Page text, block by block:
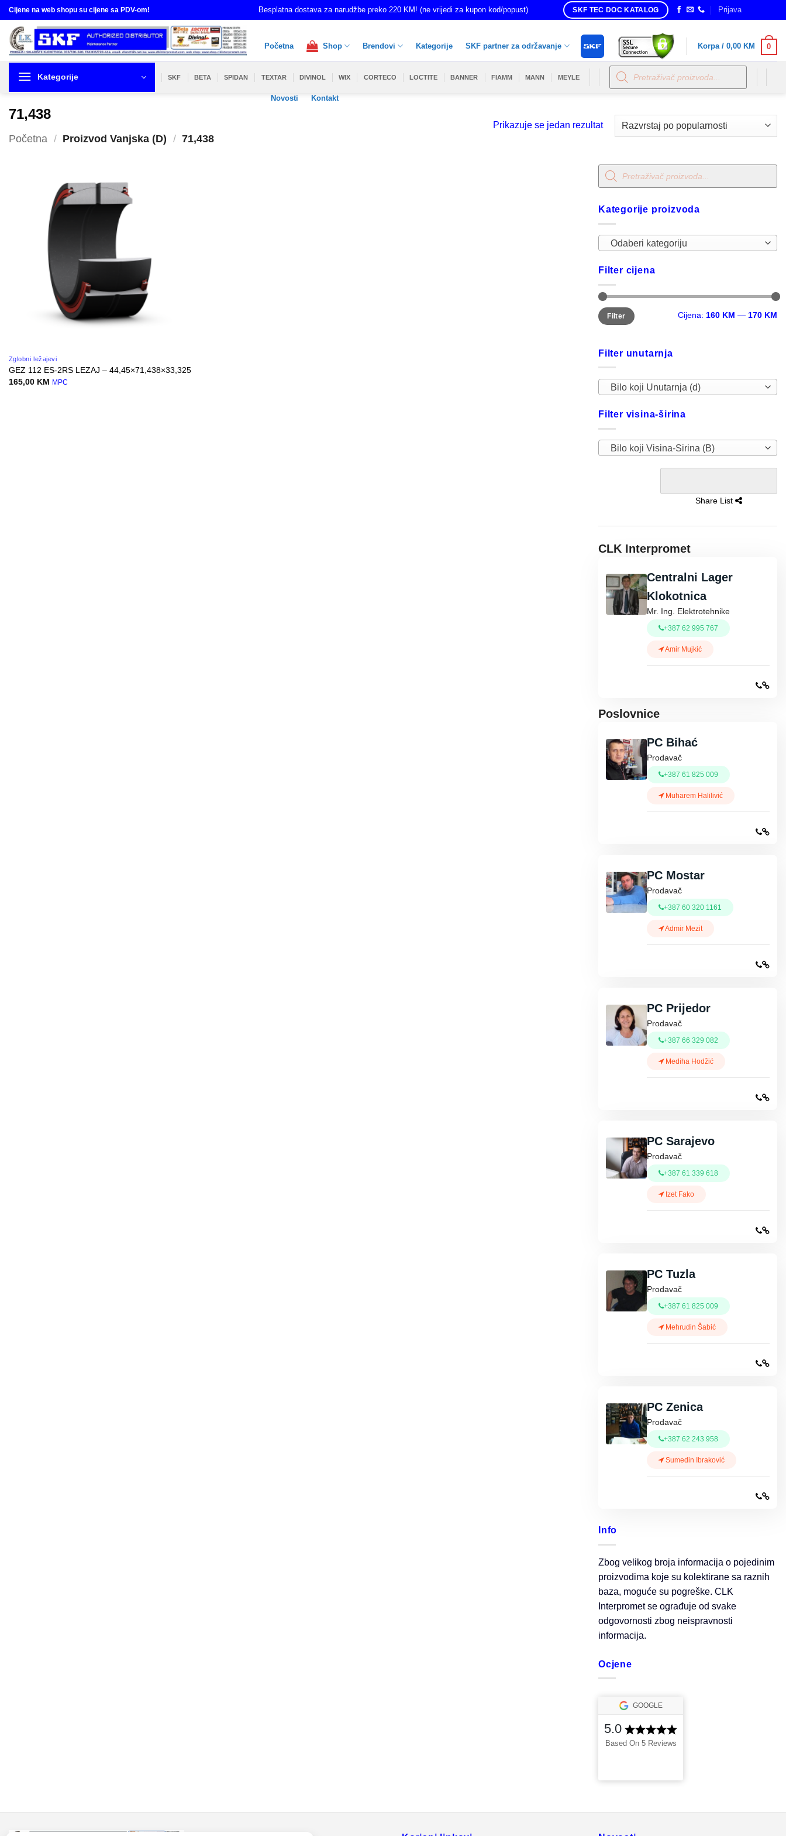
Skip
to
content
Cijene na web shopu su cijene sa PDV-om! Besplatna dostava za narudžbe preko 220 KM! (ne vrijedi za kupon kod/popust) SKF TEC DOC KATALOG Prijava
Početna Shop Brendovi Kategorije SKF partner za održavanje
Novosti Kontakt
Korpa / 0,00 KM 0
Kategorije SKF BETA SPIDAN TEXTAR DIVINOL WIX CORTECO LOCTITE BANNER FIAMM MANN MEYLE
Products
search
71,438
Početna / Proizvod Vanjska (D) / 71,438
Prikazuje se jedan rezultat
Zglobni ležajevi
GEZ 112 ES-2RS LEZAJ – 44,45×71,438×33,325
165,00 KM MPC
Products
search
Kategorije proizvoda
Odaberi kategoriju
Filter cijena
Minimalna
cijena
Maksimalna
cijena
Filter Cijena: 160 KM — 170 KM
Filter unutarnja
Bilo koji Unutarnja (d)
Filter visina-širina
Bilo koji Visina-Sirina (B)
Share List
CLK Interpromet
Centralni Lager
Klokotnica
Mr. Ing. Elektrotehnike
+387 62 995 767
Amir Mujkić
Poslovnice
PC Bihać
Prodavač
+387 61 825 009
Muharem Halilivić
PC Mostar
Prodavač
+387 60 320 1161
Admir Mezit
PC Prijedor
Prodavač
+387 66 329 082
Mediha Hodžić
PC Sarajevo
Prodavač
+387 61 339 618
Izet Fako
PC Tuzla
Prodavač
+387 61 825 009
Mehrudin Šabić
PC Zenica
Prodavač
+387 62 243 958
Sumedin Ibraković
Info
Zbog velikog broja informacija o pojedinim
proizvodima koje su kolektirane sa raznih
baza, moguće su pogreške. CLK
Interpromet se ograđuje od svake
odgovornosti zbog neispravnosti
informacija.
Ocjene
GOOGLE
5.0
Based On 5 Reviews